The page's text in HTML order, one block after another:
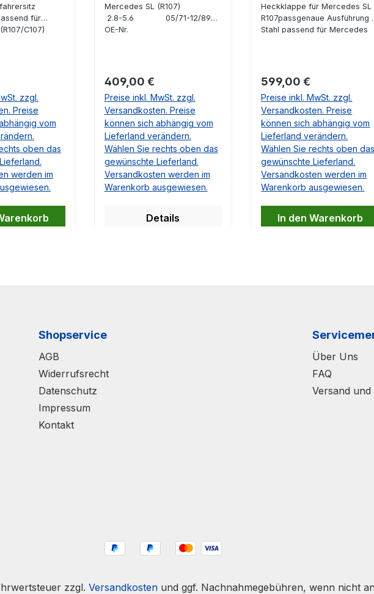
für
(R107/C107)
zzgl.
Preise
vom
oben das
werden im
Mercedes SL (R107)
2.8-5.6 05/71-12/89
OE-Nr.
sehr gerne.
Regulärer Preis:
409,00 €
Preise inkl. MwSt. zzgl.
Versandkosten. Preise
können sich abhängig vom
Lieferland verändern.
Wählen Sie rechts oben das
gewünschte Lieferland.
Versandkosten werden im
Warenkorb ausgewiesen.
Details
Heckklappe für Mercedes SL
R107passgenaue Ausführung
Stahl passend für Mercedes
107 750 1875, A107 750 1875
Falls Sie Fragen dazu haben,
beantworten wir Ihnen diese
sehr gerne.
Regulärer Preis:
599,00 €
Preise inkl. MwSt. zzgl.
Versandkosten. Preise
können sich abhängig vom
Lieferland verändern.
Wählen Sie rechts oben das
gewünschte Lieferland.
Versandkosten werden im
Warenkorb ausgewiesen.
In den Warenkorb
Shopservice
AGB
Widerrufsrecht
Datenschutz
Impressum
Kontakt
Über Uns
FAQ
Versand und
zzgl. Versandkosten und ggf. Nachnahmegebühren, wenn nicht